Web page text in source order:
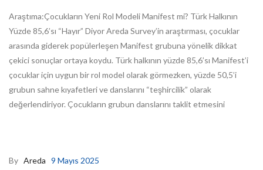
Araştıma:Çocukların Yeni Rol Modeli Manifest mi? Türk Halkının
Yüzde 85,6’sı “Hayır” Diyor Areda Survey’in araştırması, çocuklar
arasında giderek popülerleşen Manifest grubuna yönelik dikkat
çekici sonuçlar ortaya koydu. Türk halkının yüzde 85,6’sı Manifest’i
çocuklar için uygun bir rol model olarak görmezken, yüzde 50,5’i
grubun sahne kıyafetleri ve danslarını “teşhircilik” olarak
değerlendiriyor. Çocukların grubun danslarını taklit etmesini
By Areda 9 Mayıs 2025